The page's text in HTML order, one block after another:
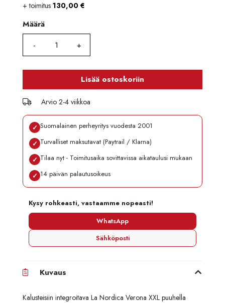
+ toimitus 130,00 €
Määrä
Määrä
Lisää ostoskoriin
Arvio 2-4 viikkoa
✓ Suomalainen perheyritys vuodesta 2001
✓ Turvalliset maksutavat (Paytrail / Klarna)
✓ Tilaa nyt - Toimitusaika sovittavissa aikataulusi mukaan
✓ 14 päivän palautusoikeus
Kysy rohkeasti, vastaamme nopeasti!
WhatsApp
Sähköposti
Kuvaus
Kalusteisiin integroitava La Nordica Verona XXL puuhella